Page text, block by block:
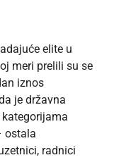
elite u
meri prelili su se
iznos
je državna
ostala
radnici